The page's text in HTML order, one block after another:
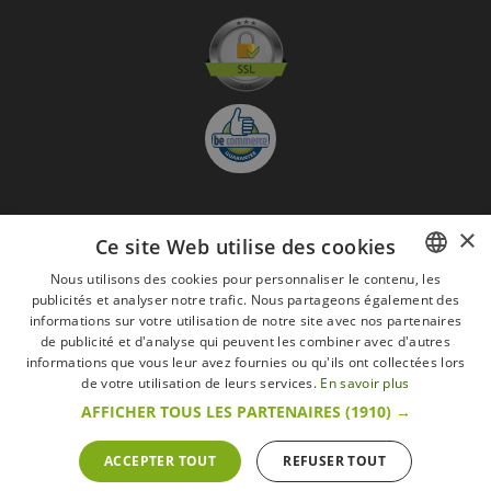
S'abonner à la Newsletter
Je suis d'accord avec les Mentions légales
Toutes les marques Conditions générales
Mentions légales
Retour & Droit de rétractation
FAQ Recrutement
s'entendent toutes taxes comprises.
Conformément au livre VI « Pratiques du marché et protection du consommateur » du
Code belge de droit économique.
Le Client agissant en tant que consommateur dispose d’un droit de
FRENCH
DUTCH
×
Ce site Web utilise des cookies
Nous utilisons des cookies pour personnaliser le contenu, les
publicités et analyser notre trafic. Nous partageons également des
informations sur votre utilisation de notre site avec nos partenaires
de publicité et d'analyse qui peuvent les combiner avec d'autres
informations que vous leur avez fournies ou qu'ils ont collectées lors
de votre utilisation de leurs services. En savoir plus
AFFICHER TOUS LES PARTENAIRES (1910) →
ACCEPTER TOUT REFUSER TOUT